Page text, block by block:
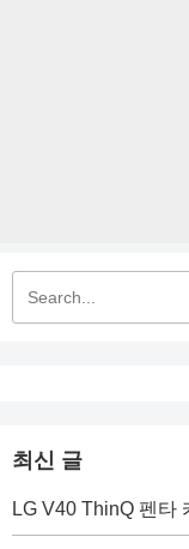
최신 글
LG V40 ThinQ 펜타